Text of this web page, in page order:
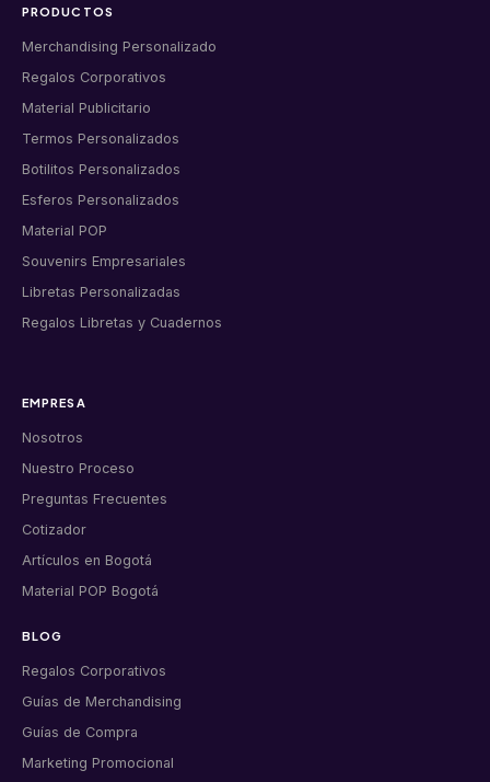
PRODUCTOS
Merchandising Personalizado
Regalos Corporativos
Material Publicitario
Termos Personalizados
Botilitos Personalizados
Esferos Personalizados
Material POP
Souvenirs Empresariales
Libretas Personalizadas
Regalos Libretas y Cuadernos
EMPRESA
Nosotros
Nuestro Proceso
Preguntas Frecuentes
Cotizador
Artículos en Bogotá
Material POP Bogotá
BLOG
Regalos Corporativos
Guías de Merchandising
Guías de Compra
Marketing Promocional